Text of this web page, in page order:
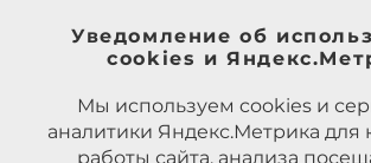
Уведомление об
cookies и
Мы используем cookies и
аналитики Яндекс.Метрика для
работы сайта, анализа